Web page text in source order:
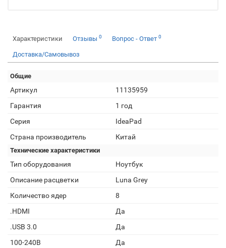
Характеристики Отзывы 0 Вопрос - Ответ 0
Доставка/Самовывоз
Общие
Артикул
11135959
Гарантия
1 год
Серия
IdeaPad
Страна производитель
Китай
Технические характеристики
Тип оборудования
Ноутбук
Описание расцветки
Luna Grey
Количество ядер
8
.HDMI
Да
.USB 3.0
Да
100-240В
Да